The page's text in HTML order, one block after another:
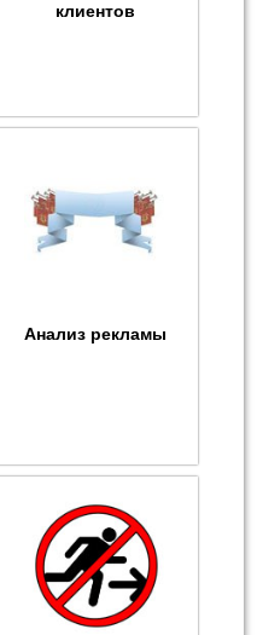
клиентов
Анализ рекламы